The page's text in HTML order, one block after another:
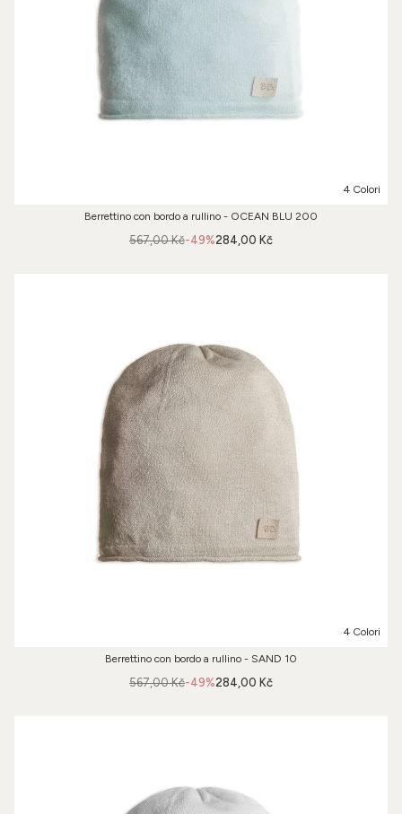
4 Colori
Berrettino con bordo a rullino - OCEAN BLU 200
-49%
567,00 Kč 284,00 Kč
4 Colori
Berrettino con bordo a rullino - SAND 10
-49%
567,00 Kč 284,00 Kč